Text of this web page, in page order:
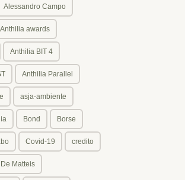
Alessandro Campo
Anthilia awards
Anthilia BIT 4
Anthilia Parallel
asja-ambiente
Bond Borse
Covid-19 credito
De Matteis